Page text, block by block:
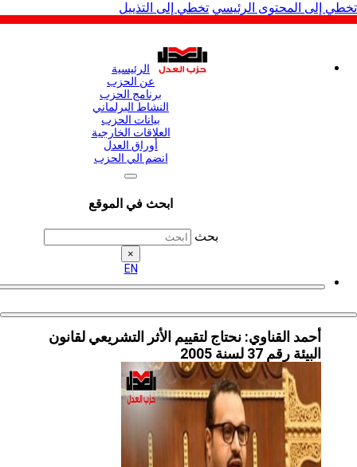
المحتوى الرئيسي تخطي إلى التذييل
الرئيسية
عن الحزب
برنامج الحزب
النشاط البرلماني
بيانات الحزب
العلاقات الخارجية
أوراق العدل
انضم الي الحزب
ابحث في الموقع
أحمد القناوي: نحتاج لتقييم الأثر التشريعي لقانون
البيئة رقم 37 لسنة 2005